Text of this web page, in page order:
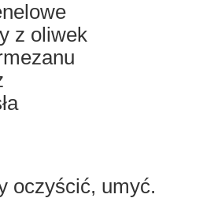
z oliwek
umyć.